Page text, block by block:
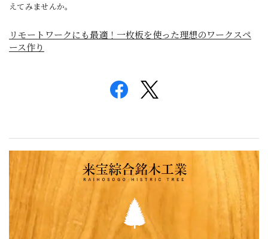
えてみませんか。
リモートワークにも最適！一枚板を使った理想のワークスペ
ース作り